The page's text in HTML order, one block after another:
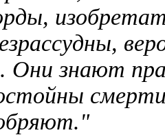
Они знают